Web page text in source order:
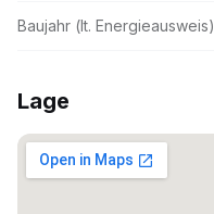
Baujahr (lt. Energieausweis)
Lage